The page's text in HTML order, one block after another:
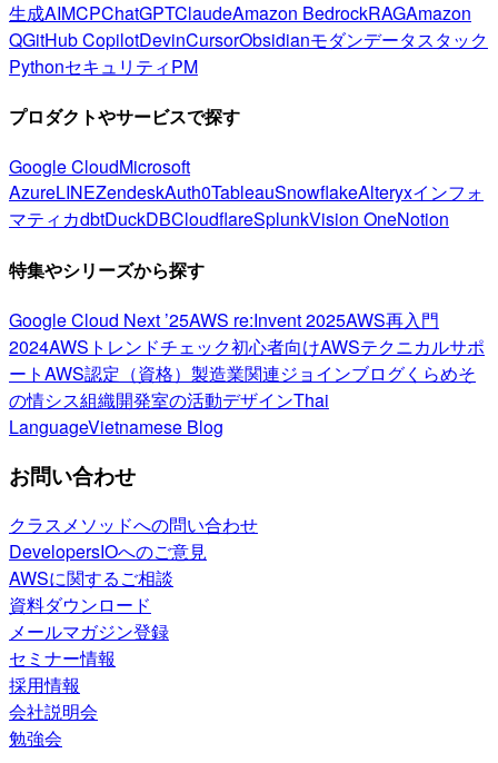
生成AIMCPChatGPTClaudeAmazon BedrockRAGAmazon
QGitHub CopilotDevinCursorObsidianモダンデータスタック
PythonセキュリティPM
プロダクトやサービスで探す
Google CloudMicrosoft
AzureLINEZendeskAuth0TableauSnowflakeAlteryxインフォ
マティカdbtDuckDBCloudflareSplunkVision OneNotion
特集やシリーズから探す
Google Cloud Next ’25AWS re:Invent 2025AWS再入門
2024AWSトレンドチェック初心者向けAWSテクニカルサポ
ートAWS認定（資格） 製造業関連ジョインブログくらめそ
の情シス組織開発室の活動デザインThai
LanguageVietnamese Blog
お問い合わせ
クラスメソッドへの問い合わせ
DevelopersIOへのご意見
AWSに関するご相談
資料ダウンロード
メールマガジン登録
セミナー情報
採用情報
会社説明会
勉強会